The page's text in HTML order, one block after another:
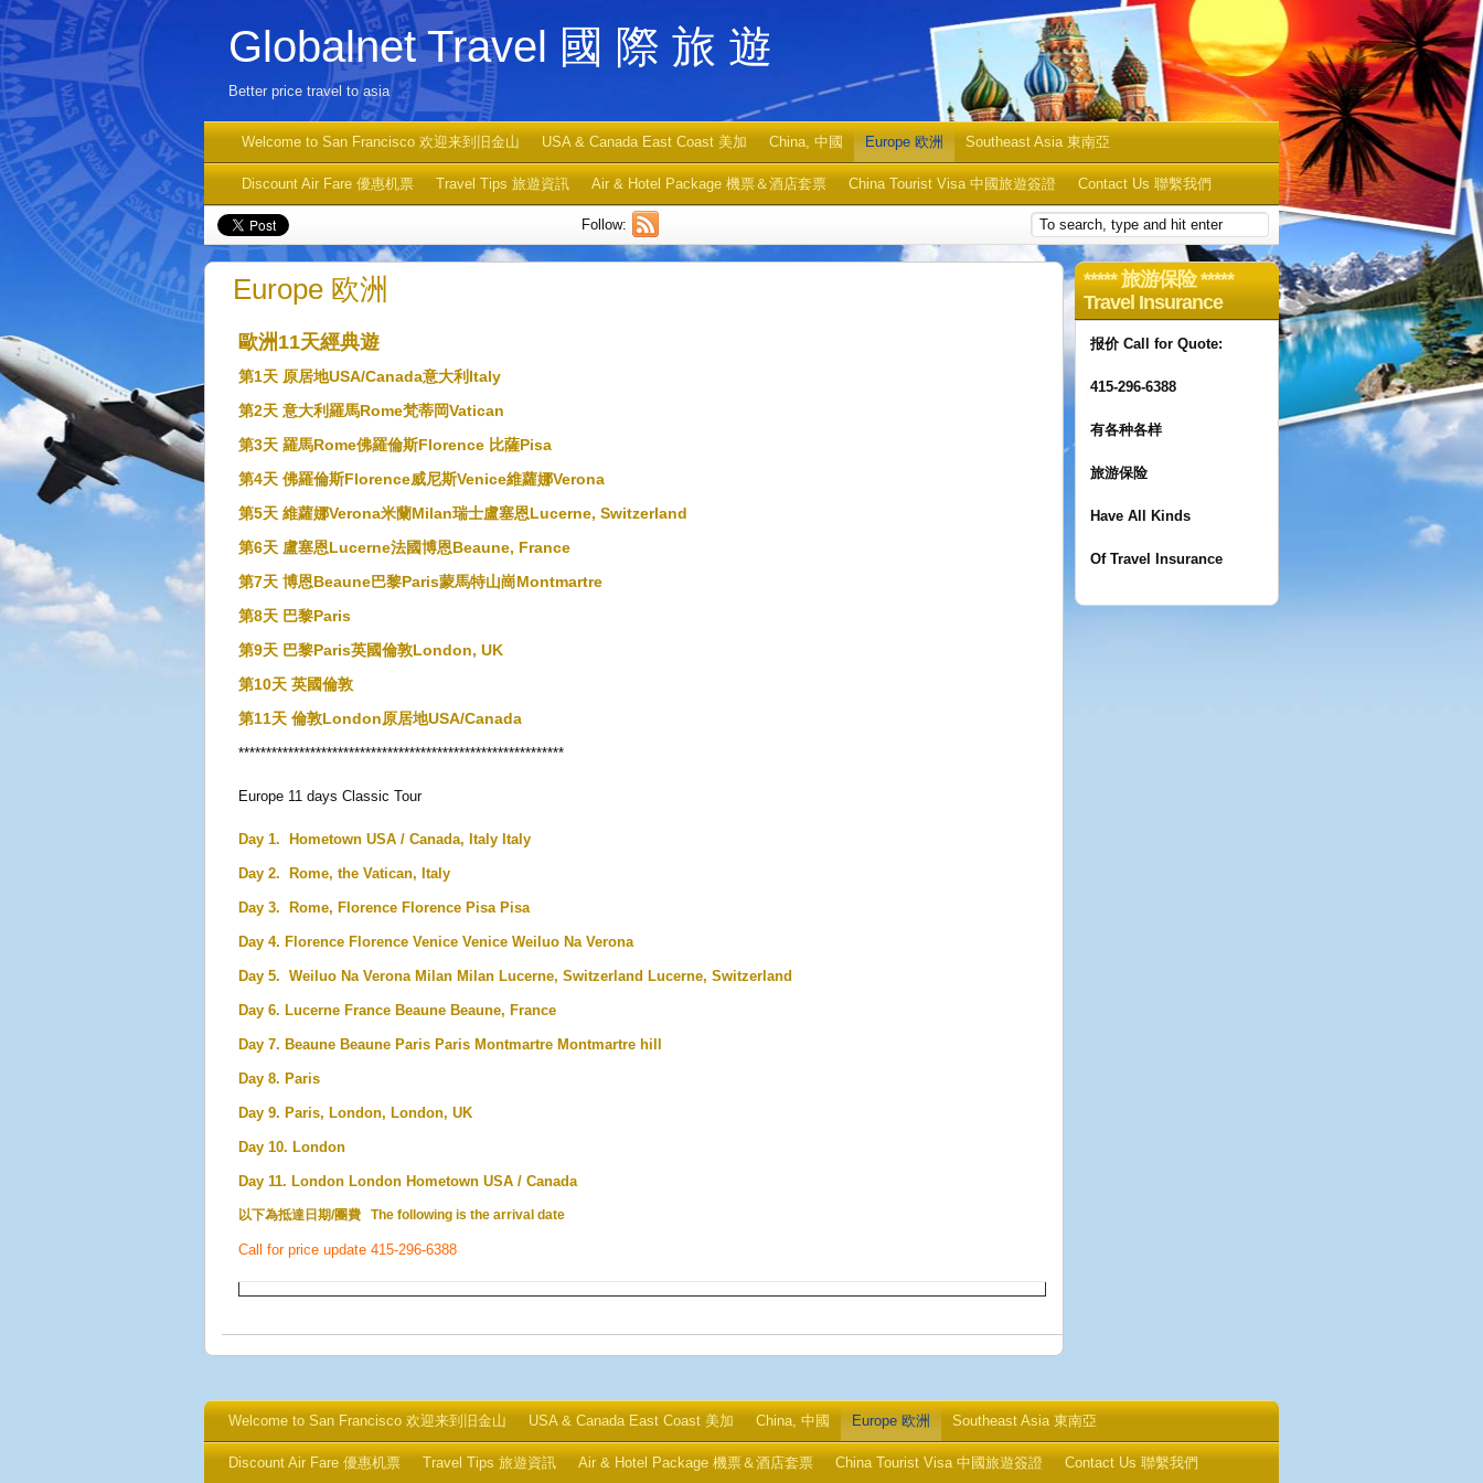
Globalnet Travel 國 際 旅 遊
Better price travel to asia
Welcome to San Francisco 欢迎来到旧金山 USA & Canada East Coast 美加 China, 中國 Europe 欧洲 Southeast Asia 東南亞
Discount Air Fare 優惠机票 Travel Tips 旅遊資訊 Air & Hotel Package 機票＆酒店套票 China Tourist Visa 中國旅遊簽證 Contact Us 聯繫我們
Follow:
Europe 欧洲
歐洲11天經典遊
第1天 原居地USA/Canada意大利Italy
第2天 意大利羅馬Rome梵蒂岡Vatican
第3天 羅馬Rome佛羅倫斯Florence 比薩Pisa
第4天 佛羅倫斯Florence威尼斯Venice維蘿娜Verona
第5天 維蘿娜Verona米蘭Milan瑞士盧塞恩Lucerne, Switzerland
第6天 盧塞恩Lucerne法國博恩Beaune, France
第7天 博恩Beaune巴黎Paris蒙馬特山崗Montmartre
第8天 巴黎Paris
第9天 巴黎Paris英國倫敦London, UK
第10天 英國倫敦
第11天 倫敦London原居地USA/Canada
***********************************************************
Europe 11 days Classic Tour
Day 1. Hometown USA / Canada, Italy Italy
Day 2. Rome, the Vatican, Italy
Day 3. Rome, Florence Florence Pisa Pisa
Day 4. Florence Florence Venice Venice Weiluo Na Verona
Day 5. Weiluo Na Verona Milan Milan Lucerne, Switzerland Lucerne, Switzerland
Day 6. Lucerne France Beaune Beaune, France
Day 7. Beaune Beaune Paris Paris Montmartre Montmartre hill
Day 8. Paris
Day 9. Paris, London, London, UK
Day 10. London
Day 11. London London Hometown USA / Canada
以下為抵達日期/團費 The following is the arrival date
Call for price update 415-296-6388
***** 旅游保险 *****
Travel Insurance
报价 Call for Quote:
415-296-6388
有各种各样
旅游保险
Have All Kinds
Of Travel Insurance
Welcome to San Francisco 欢迎来到旧金山 USA & Canada East Coast 美加 China, 中國 Europe 欧洲 Southeast Asia 東南亞
Discount Air Fare 優惠机票 Travel Tips 旅遊資訊 Air & Hotel Package 機票＆酒店套票 China Tourist Visa 中國旅遊簽證 Contact Us 聯繫我們